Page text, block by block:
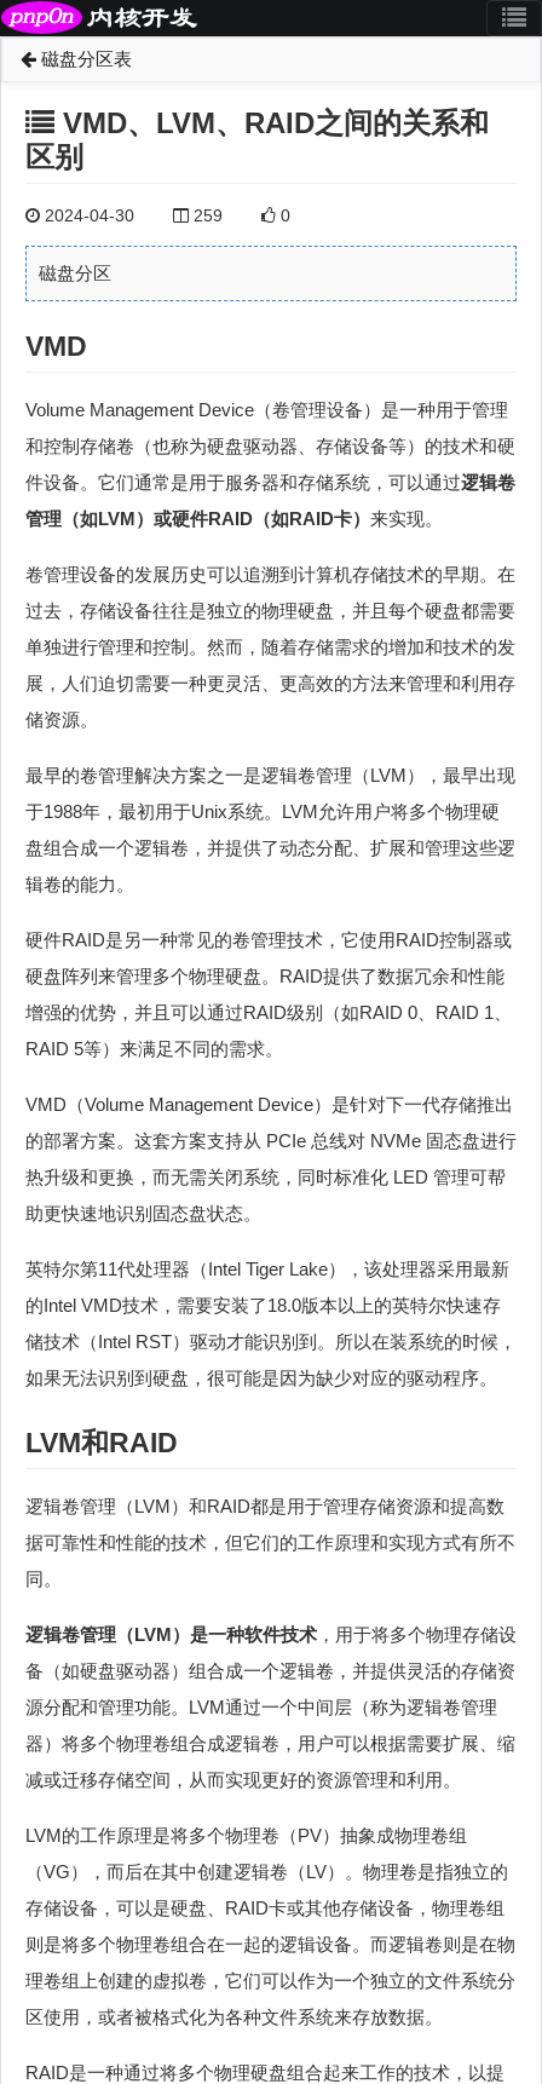
磁盘分区表
VMD、LVM、RAID之间的关系和
区别
2024-04-30 259 0
磁盘分区
VMD
Volume Management Device（卷管理设备）是一种用于管理
和控制存储卷（也称为硬盘驱动器、存储设备等）的技术和硬
件设备。它们通常是用于服务器和存储系统，可以通过逻辑卷
管理（如LVM）或硬件RAID（如RAID卡） 来实现。
卷管理设备的发展历史可以追溯到计算机存储技术的早期。在
过去，存储设备往往是独立的物理硬盘，并且每个硬盘都需要
单独进行管理和控制。然而，随着存储需求的增加和技术的发
展，人们迫切需要一种更灵活、更高效的方法来管理和利用存
储资源。
最早的卷管理解决方案之一是逻辑卷管理（LVM），最早出现
于1988年，最初用于Unix系统。LVM允许用户将多个物理硬
盘组合成一个逻辑卷，并提供了动态分配、扩展和管理这些逻
辑卷的能力。
硬件RAID是另一种常见的卷管理技术，它使用RAID控制器或
硬盘阵列来管理多个物理硬盘。RAID提供了数据冗余和性能
增强的优势，并且可以通过RAID级别（如RAID 0、RAID 1、
RAID 5等）来满足不同的需求。
VMD（Volume Management Device）是针对下一代存储推出
的部署方案。这套方案支持从 PCIe 总线对 NVMe 固态盘进行
热升级和更换，而无需关闭系统，同时标准化 LED 管理可帮
助更快速地识别固态盘状态。
英特尔第11代处理器（Intel Tiger Lake），该处理器采用最新
的Intel VMD技术，需要安装了18.0版本以上的英特尔快速存
储技术（Intel RST）驱动才能识别到。所以在装系统的时候，
如果无法识别到硬盘，很可能是因为缺少对应的驱动程序。
LVM和RAID
逻辑卷管理（LVM）和RAID都是用于管理存储资源和提高数
据可靠性和性能的技术，但它们的工作原理和实现方式有所不
同。
逻辑卷管理（LVM）是一种软件技术 ，用于将多个物理存储设
备（如硬盘驱动器）组合成一个逻辑卷，并提供灵活的存储资
源分配和管理功能。LVM通过一个中间层（称为逻辑卷管理
器）将多个物理卷组合成逻辑卷，用户可以根据需要扩展、缩
减或迁移存储空间，从而实现更好的资源管理和利用。
LVM的工作原理是将多个物理卷（PV）抽象成物理卷组
（VG），而后在其中创建逻辑卷（LV）。物理卷是指独立的
存储设备，可以是硬盘、RAID卡或其他存储设备，物理卷组
则是将多个物理卷组合在一起的逻辑设备。而逻辑卷则是在物
理卷组上创建的虚拟卷，它们可以作为一个独立的文件系统分
区使用，或者被格式化为各种文件系统来存放数据。
RAID是一种通过将多个物理硬盘组合起来工作的技术，以提